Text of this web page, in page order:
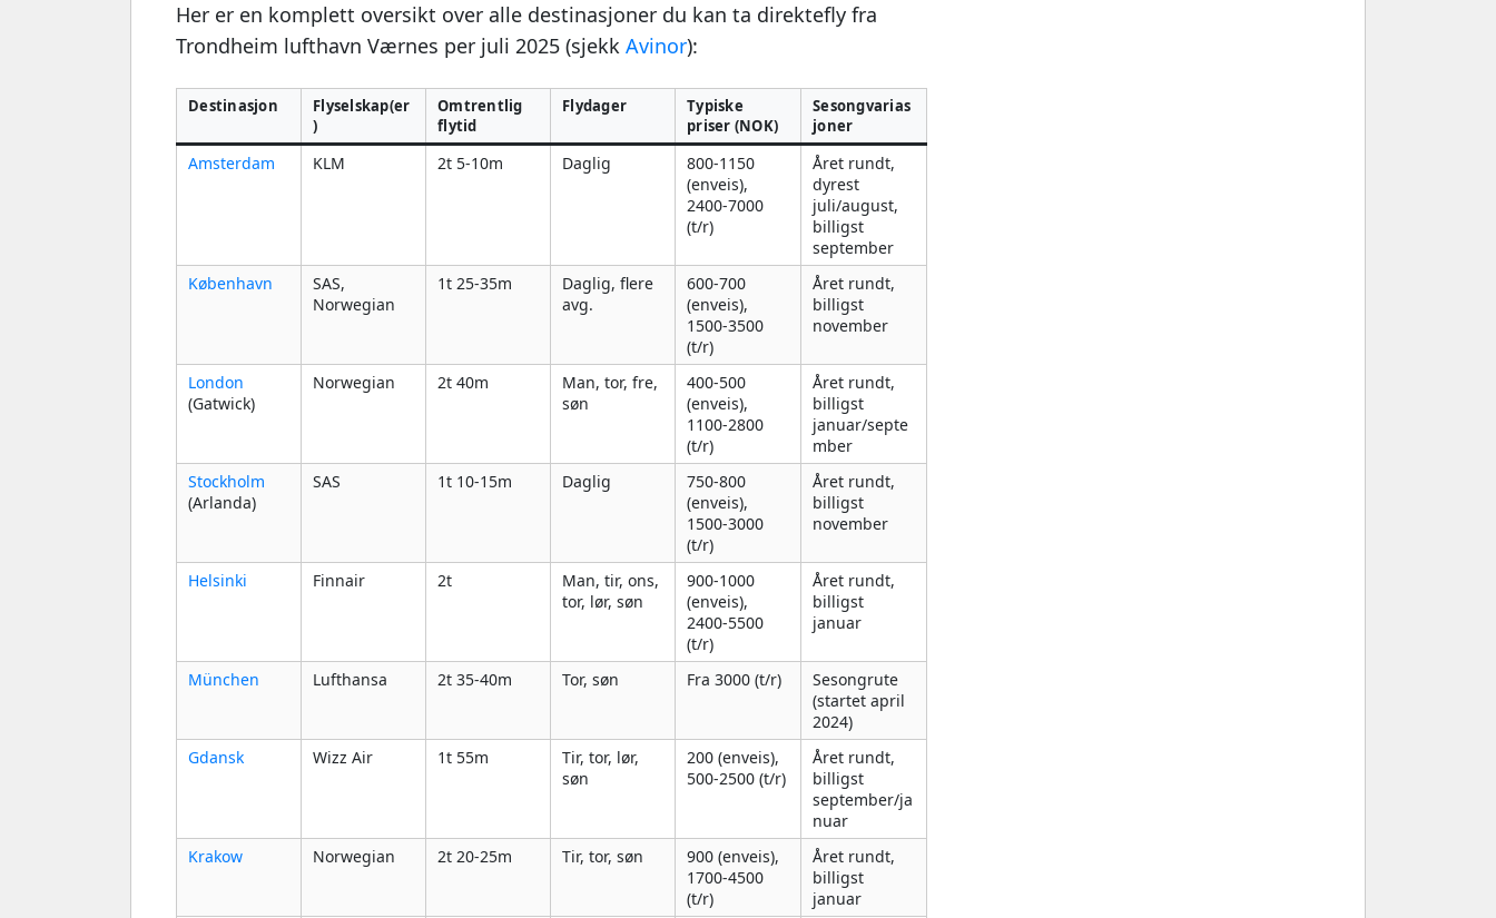
Her er en komplett oversikt over alle destinasjoner du kan ta direktefly fra
Trondheim lufthavn Værnes per juli 2025 (sjekk Avinor):
Destinasjon
Flyselskap(er
)
Omtrentlig
flytid
Flydager
Typiske
priser (NOK)
Sesongvarias
joner
Amsterdam KLM 2t 5-10m Daglig
800-1150
(enveis),
2400-7000
(t/r)
Året rundt,
dyrest
juli/august,
billigst
september
København
SAS,
Norwegian
1t 25-35m
Daglig, flere
avg.
600-700
(enveis),
1500-3500
(t/r)
Året rundt,
billigst
november
London
(Gatwick)
Norwegian 2t 40m
Man, tor, fre,
søn
400-500
(enveis),
1100-2800
(t/r)
Året rundt,
billigst
januar/septe
mber
Stockholm
(Arlanda)
SAS 1t 10-15m Daglig
750-800
(enveis),
1500-3000
(t/r)
Året rundt,
billigst
november
Helsinki Finnair 2t
Man, tir, ons,
tor, lør, søn
900-1000
(enveis),
2400-5500
(t/r)
Året rundt,
billigst
januar
München Lufthansa 2t 35-40m Tor, søn Fra 3000 (t/r)
Sesongrute
(startet april
2024)
Gdansk
Wizz Air 1t 55m
Tir, tor, lør,
søn
200 (enveis),
500-2500 (t/r)
Året rundt,
billigst
september/ja
nuar
Krakow
Norwegian 2t 20-25m Tir, tor, søn
900 (enveis),
1700-4500
(t/r)
Året rundt,
billigst
januar